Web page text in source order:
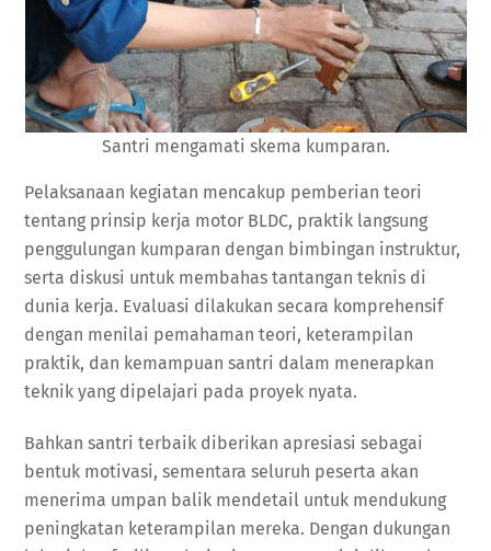
Santri mengamati skema kumparan.
Pelaksanaan kegiatan mencakup pemberian teori
tentang prinsip kerja motor BLDC, praktik langsung
penggulungan kumparan dengan bimbingan instruktur,
serta diskusi untuk membahas tantangan teknis di
dunia kerja. Evaluasi dilakukan secara komprehensif
dengan menilai pemahaman teori, keterampilan
praktik, dan kemampuan santri dalam menerapkan
teknik yang dipelajari pada proyek nyata.
Bahkan santri terbaik diberikan apresiasi sebagai
bentuk motivasi, sementara seluruh peserta akan
menerima umpan balik mendetail untuk mendukung
peningkatan keterampilan mereka. Dengan dukungan